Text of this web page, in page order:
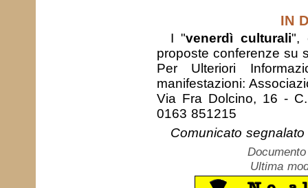
IN
I "venerdì culturali",
proposte conferenze su
Per Ulteriori
manifestazioni:
Via Fra Dolcino, 16 -
0163 851215
Comunicato
Ultima